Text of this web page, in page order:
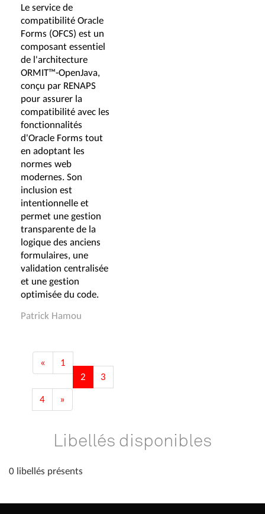
Le service de
compatibilité Oracle
Forms (OFCS) est un
composant essentiel
de l'architecture
ORMIT™-OpenJava,
conçu par RENAPS
pour assurer la
compatibilité avec les
fonctionnalités
d'Oracle Forms tout
en adoptant les
normes web
modernes. Son
inclusion est
intentionnelle et
permet une gestion
transparente de la
logique des anciens
formulaires, une
validation centralisée
et une gestion
optimisée du code.
Patrick Hamou
«
1
2
3
4
»
Libellés disponibles
0 libellés présents